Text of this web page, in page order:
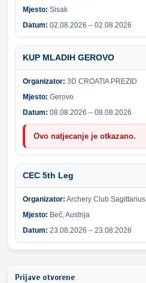
Mjesto: Sisak
Datum: 02.08.2026 – 02.08.2026
KUP MLADIH GEROVO
Organizator: 3D CROATIA PREZID
Mjesto: Gerovo
Datum: 08.08.2026 – 08.08.2026
Ovo natjecanje je otkazano.
CEC 5th Leg
Organizator: Archery Club Sagittarius
Mjesto: Beč, Austrija
Datum: 23.08.2026 – 23.08.2026
Prijave otvorene